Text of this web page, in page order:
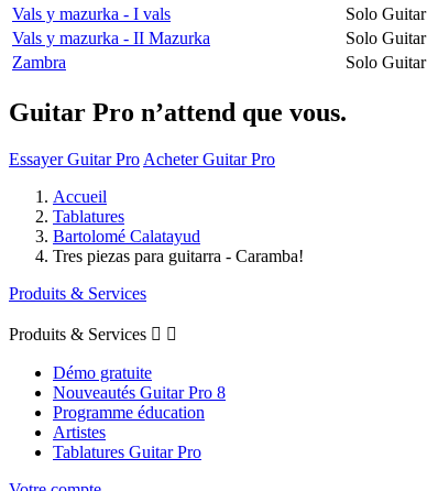
Vals y mazurka - I vals
Solo Guitar
Vals y mazurka - II Mazurka
Solo Guitar
Zambra
Solo Guitar
Guitar Pro n’attend que vous.
Essayer Guitar Pro Acheter Guitar Pro
Accueil
Tablatures
Bartolomé Calatayud
Tres piezas para guitarra - Caramba!
Produits & Services
Produits & Services  
Démo gratuite
Nouveautés Guitar Pro 8
Programme éducation
Artistes
Tablatures Guitar Pro